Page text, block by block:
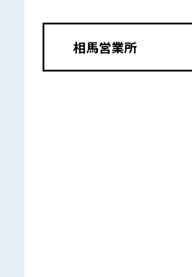
相馬営業所